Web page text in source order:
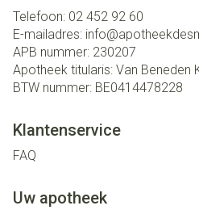
Telefoon: 02 452 92 60
E-mailadres: info@
APB nummer: 230207
Apotheek titularis: Van Beneden
BTW nummer: BE0414478228
Klantenservice
FAQ
Uw apotheek